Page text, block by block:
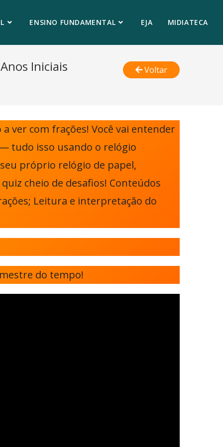
ENSINO FUNDAMENTAL EJA MIDIATECA
Iniciais Voltar
ver com frações! Você vai entender
tudo isso usando o relógio
próprio relógio de papel,
cheio de desafios! Conteúdos
Leitura e interpretação do
do tempo!